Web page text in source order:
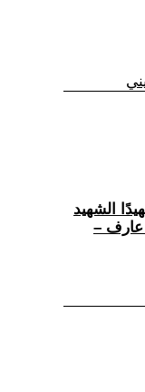
الشهيد
عارف –